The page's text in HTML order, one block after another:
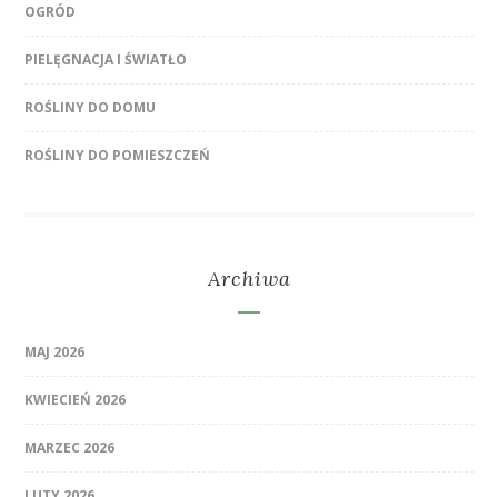
OGRÓD
PIELĘGNACJA I ŚWIATŁO
ROŚLINY DO DOMU
ROŚLINY DO POMIESZCZEŃ
Archiwa
MAJ 2026
KWIECIEŃ 2026
MARZEC 2026